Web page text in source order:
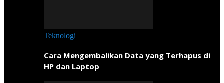
Teknologi
Cara Mengembalikan Data yang Terhapus di
HP dan Laptop